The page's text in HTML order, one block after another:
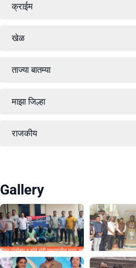
क्राईम
खेळ
ताज्या बातम्या
माझा जिल्हा
राजकीय
Gallery